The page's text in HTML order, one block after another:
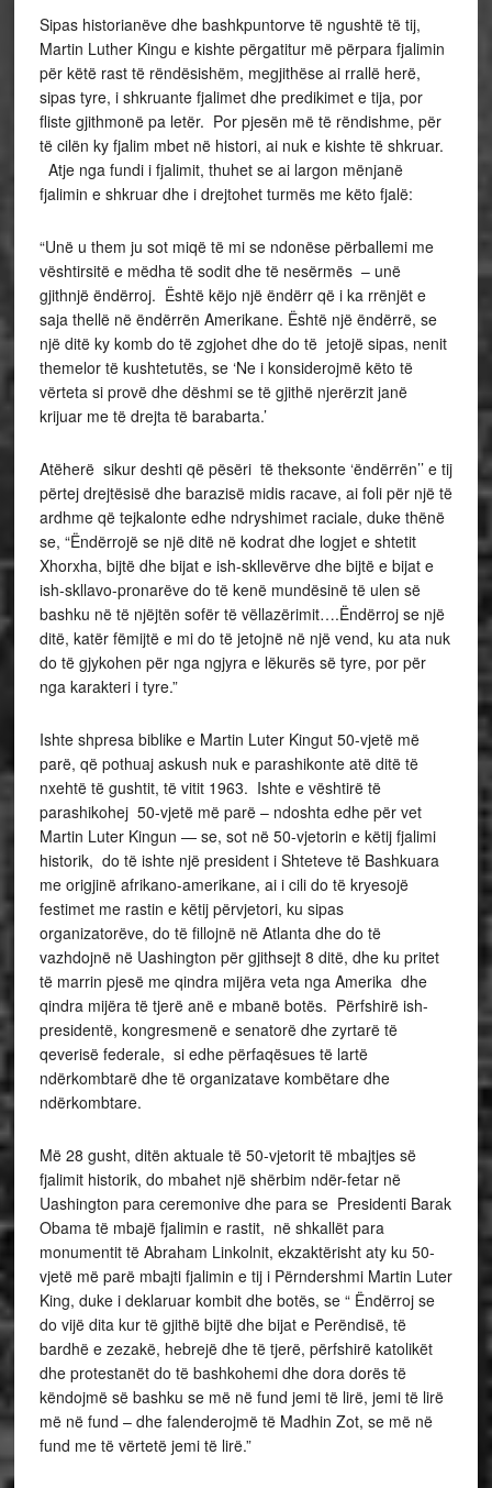
Sipas historianëve dhe bashkpuntorve të ngushtë të tij,
Martin Luther Kingu e kishte përgatitur më përpara fjalimin
për këtë rast të rëndësishëm, megjithëse ai rrallë herë,
sipas tyre, i shkruante fjalimet dhe predikimet e tija, por
fliste gjithmonë pa letër. Por pjesën më të rëndishme, për
të cilën ky fjalim mbet në histori, ai nuk e kishte të shkruar.
Atje nga fundi i fjalimit, thuhet se ai largon mënjanë
fjalimin e shkruar dhe i drejtohet turmës me këto fjalë:
“Unë u them ju sot miqë të mi se ndonëse përballemi me
vështirsitë e mëdha të sodit dhe të nesërmës – unë
gjithnjë ëndërroj. Është këjo një ëndërr që i ka rrënjët e
saja thellë në ëndërrën Amerikane. Është një ëndërrë, se
një ditë ky komb do të zgjohet dhe do të jetojë sipas, nenit
themelor të kushtetutës, se ‘Ne i konsiderojmë këto të
vërteta si provë dhe dëshmi se të gjithë njerërzit janë
krijuar me të drejta të barabarta.’
Atëherë sikur deshti që pësëri të theksonte ‘ëndërrën’’ e tij
përtej drejtësisë dhe barazisë midis racave, ai foli për një të
ardhme që tejkalonte edhe ndryshimet raciale, duke thënë
se, “Ëndërrojë se një ditë në kodrat dhe logjet e shtetit
Xhorxha, bijtë dhe bijat e ish-skllevërve dhe bijtë e bijat e
ish-skllavo-pronarëve do të kenë mundësinë të ulen së
bashku në të njëjtën sofër të vëllazërimit….Ëndërroj se një
ditë, katër fëmijtë e mi do të jetojnë në një vend, ku ata nuk
do të gjykohen për nga ngjyra e lëkurës së tyre, por për
nga karakteri i tyre.”
Ishte shpresa biblike e Martin Luter Kingut 50-vjetë më
parë, që pothuaj askush nuk e parashikonte atë ditë të
nxehtë të gushtit, të vitit 1963. Ishte e vështirë të
parashikohej 50-vjetë më parë – ndoshta edhe për vet
Martin Luter Kingun — se, sot në 50-vjetorin e këtij fjalimi
historik, do të ishte një president i Shteteve të Bashkuara
me origjinë afrikano-amerikane, ai i cili do të kryesojë
festimet me rastin e këtij përvjetori, ku sipas
organizatorëve, do të fillojnë në Atlanta dhe do të
vazhdojnë në Uashington për gjithsejt 8 ditë, dhe ku pritet
të marrin pjesë me qindra mijëra veta nga Amerika dhe
qindra mijëra të tjerë anë e mbanë botës. Përfshirë ish-
presidentë, kongresmenë e senatorë dhe zyrtarë të
qeverisë federale, si edhe përfaqësues të lartë
ndërkombtarë dhe të organizatave kombëtare dhe
ndërkombtare.
Më 28 gusht, ditën aktuale të 50-vjetorit të mbajtjes së
fjalimit historik, do mbahet një shërbim ndër-fetar në
Uashington para ceremonive dhe para se Presidenti Barak
Obama të mbajë fjalimin e rastit, në shkallët para
monumentit të Abraham Linkolnit, ekzaktërisht aty ku 50-
vjetë më parë mbajti fjalimin e tij i Përndershmi Martin Luter
King, duke i deklaruar kombit dhe botës, se “ Ëndërroj se
do vijë dita kur të gjithë bijtë dhe bijat e Perëndisë, të
bardhë e zezakë, hebrejë dhe të tjerë, përfshirë katolikët
dhe protestanët do të bashkohemi dhe dora dorës të
këndojmë së bashku se më në fund jemi të lirë, jemi të lirë
më në fund – dhe falenderojmë të Madhin Zot, se më në
fund me të vërtetë jemi të lirë.”